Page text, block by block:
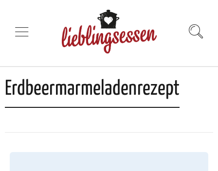
Erdbeermarmeladenrezept